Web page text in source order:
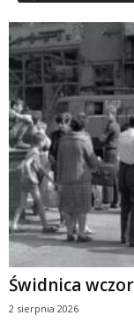
Świdnica
2 sierpnia 2026